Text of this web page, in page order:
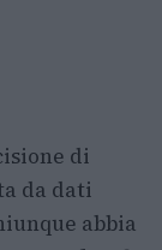
di
da dati
abbia